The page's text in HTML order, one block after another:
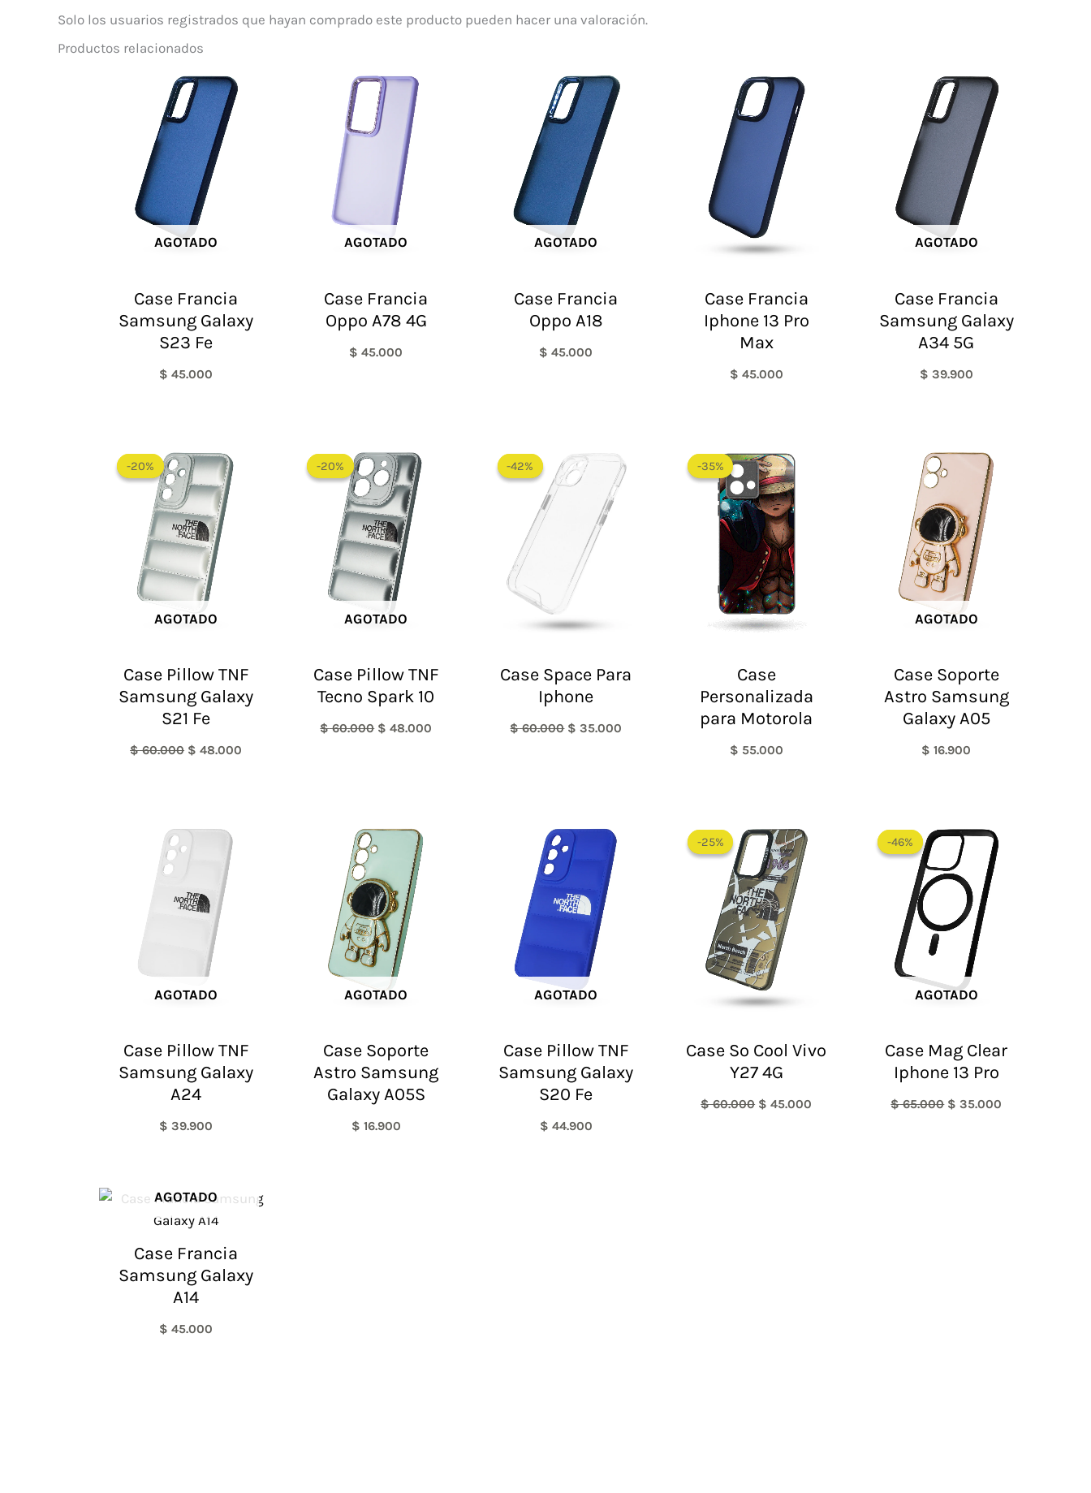
Solo los usuarios registrados que hayan comprado este producto pueden hacer una valoración.
Productos relacionados
AGOTADO
Case Francia
Samsung Galaxy
S23 Fe
$ 45.000
AGOTADO
Case Francia
Oppo A78 4G
$ 45.000
AGOTADO
Case Francia
Oppo A18
$ 45.000
Case Francia
Iphone 13 Pro
Max
$ 45.000
AGOTADO
Case Francia
Samsung Galaxy
A34 5G
$ 39.900
-20%
AGOTADO
-20%
Case Pillow TNF
Samsung Galaxy
S21 Fe
$60.000
precio
original
era:
$ 60.000.
$ 48.000
-20%
AGOTADO
-20%
Case Pillow TNF
Tecno Spark 10
$60.000
precio
original
era:
$ 60.000.
$ 48.000
-42%
-42%
Case Space Para
Iphone
$60.000
precio
original
era:
$ 60.000.
$ 35.000
actual
-35%
-35%
Case
Personalizada
para Motorola
$ 55.000
AGOTADO
Case Soporte
Astro Samsung
Galaxy A05
$ 16.900
AGOTADO
Case Pillow TNF
Samsung Galaxy
A24
$ 39.900
AGOTADO
Case Soporte
Astro Samsung
Galaxy A05S
$ 16.900
AGOTADO
Case Pillow TNF
Samsung Galaxy
S20 Fe
$ 44.900
-25%
-25%
Case So Cool Vivo
Y27 4G
$60.000
precio
original
era:
$ 60.000.
$ 45.000
-46%
AGOTADO
-46%
Case Mag Clear
Iphone 13 Pro
$65.000
precio
original
era:
$ 65.000.
$ 35.000
AGOTADO
Case Francia
Samsung Galaxy
A14
$ 45.000